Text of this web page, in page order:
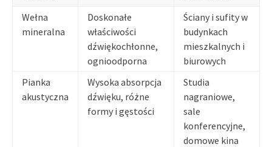
Wełna
mineralna
Doskonałe
właściwości
dźwiękochłonne,
ognioodporna
Ściany i sufity w
budynkach
mieszkalnych i
biurowych
Pianka
akustyczna
Wysoka absorpcja
dźwięku, różne
formy i gęstości
Studia
nagraniowe,
sale
konferencyjne,
domowe kina